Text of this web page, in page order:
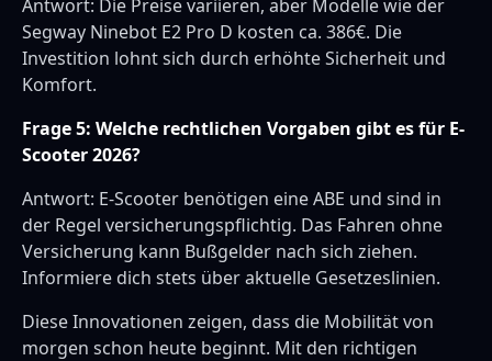
Antwort: Die Preise variieren, aber Modelle wie der
Segway Ninebot E2 Pro D kosten ca. 386€. Die
Investition lohnt sich durch erhöhte Sicherheit und
Komfort.
Frage 5: Welche rechtlichen Vorgaben gibt es für E-
Scooter 2026?
Antwort: E-Scooter benötigen eine ABE und sind in
der Regel versicherungspflichtig. Das Fahren ohne
Versicherung kann Bußgelder nach sich ziehen.
Informiere dich stets über aktuelle Gesetzeslinien.
Diese Innovationen zeigen, dass die Mobilität von
morgen schon heute beginnt. Mit den richtigen